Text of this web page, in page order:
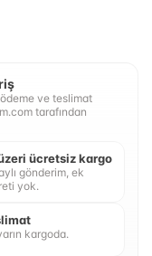
ödeme ve teslimat
tarafından
ücretsiz kargo
gönderim, ek
yok.
kargoda.